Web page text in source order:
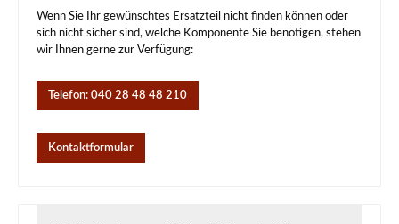
Wenn Sie Ihr gewünschtes Ersatzteil nicht finden können oder
sich nicht sicher sind, welche Komponente Sie benötigen, stehen
wir Ihnen gerne zur Verfügung:
Telefon: 040 28 48 48 210
Kontaktformular